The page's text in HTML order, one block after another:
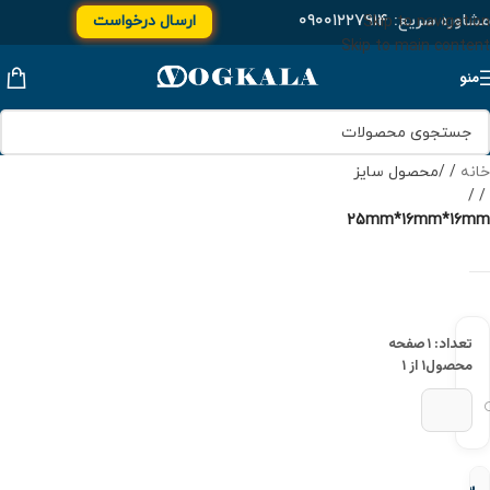
Skip to navigation
Skip to main content
مشاوره سریع:۰۹۰۰۱۲۲۷۹۱۴ ارسال درخواست
منو
خانه / محصول سایز
/
25mm*16mm*16mm
تعداد: ۱
محصول
صفحه
۱ از ۱